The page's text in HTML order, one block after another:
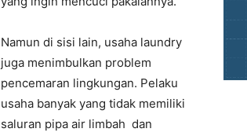
Namun di sisi lain, usaha laundry
juga menimbulkan problem
pencemaran lingkungan. Pelaku
usaha banyak yang tidak memiliki
saluran pipa air limbah dan